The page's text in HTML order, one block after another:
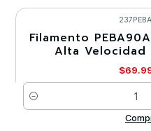
-30%
Filamento
Alta Velocidad
Cantidad